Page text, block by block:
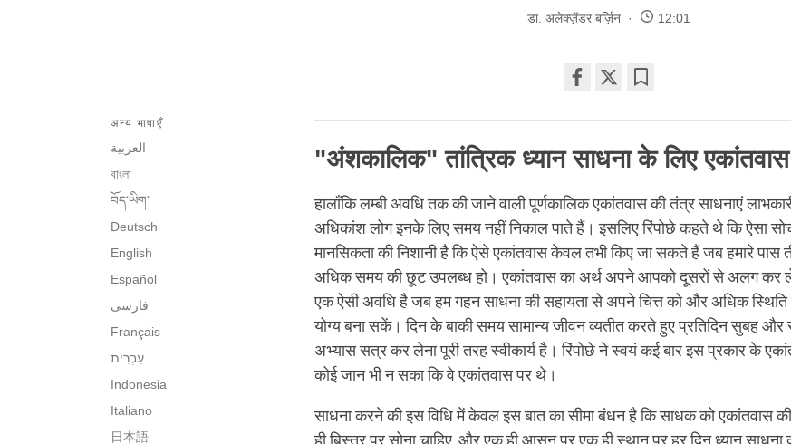
डा. अलेक्ज़ेंडर बर्ज़िन 12:01
on
facebook
अन्य भाषाएँ
العربية
বাংলা
བོད་ཡིག་
Deutsch
English
Español
فارسی
Français
Indonesia
Italiano
日本語
"अंशकालिक" तांत्रिक ध्यान साधना के लिए
हालाँकि लम्बी अवधि तक की जाने वाली पूर्णकालिक एकांतवास की तंत्र साधनाएं
अधिकांश लोग इनके लिए समय नहीं निकाल पाते हैं। इसलिए रिंपोछे कहते थे कि ऐसा
मानसिकता की निशानी है कि ऐसे एकांतवास केवल तभी किए जा सकते हैं जब हमारे पास
अधिक समय की छूट उपलब्ध हो। एकांतवास का अर्थ अपने आपको दूसरों से अलग कर
एक ऐसी अवधि है जब हम गहन साधना की सहायता से अपने चित्त को और अधिक
योग्य बना सकें। दिन के बाकी समय सामान्य जीवन व्यतीत करते हुए प्रतिदिन सुबह
अभ्यास सत्र कर लेना पूरी तरह स्वीकार्य है। रिंपोछे ने स्वयं कई बार इस प्रकार के
कोई जान भी न सका कि वे एकांतवास पर थे।
साधना करने की इस विधि में केवल इस बात का सीमा बंधन है कि साधक को एकांतवास